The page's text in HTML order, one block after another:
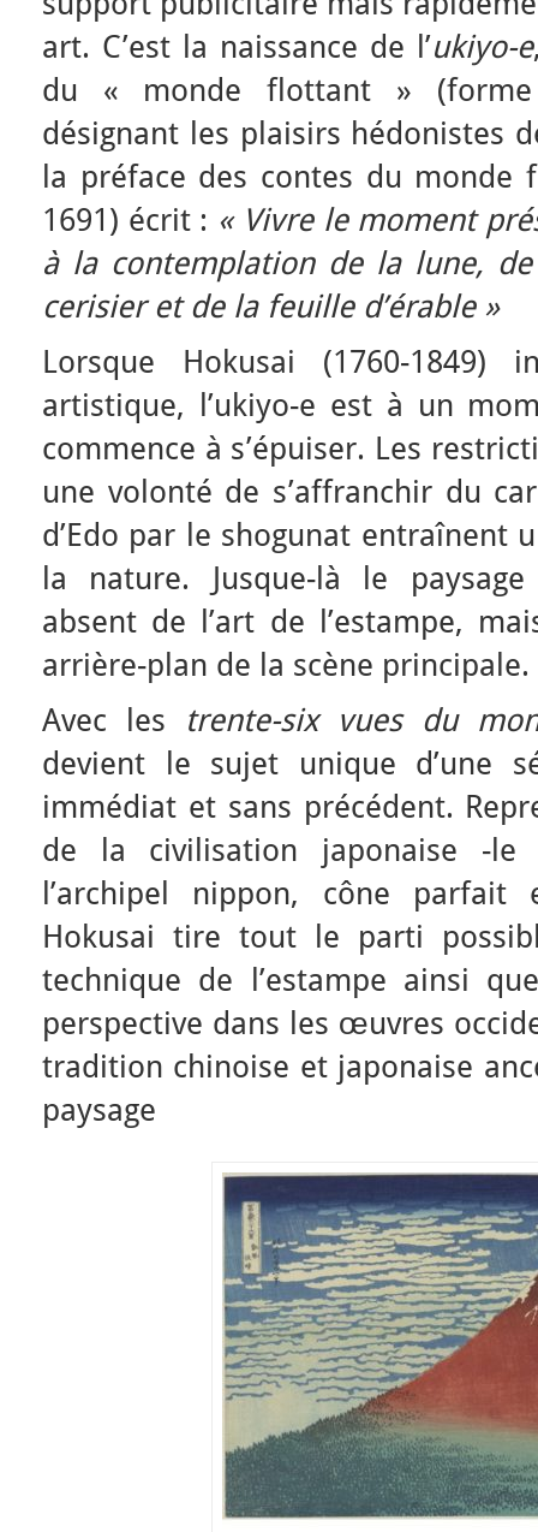
art. C’est la naissance de l’ukiyo-e
du « monde flottant » (forme
désignant les plaisirs hédonistes
la préface des contes du monde
1691) écrit : « Vivre le moment
à la contemplation de la lune,
cerisier et de la feuille d’érable »
Lorsque Hokusai (1760-1849)
artistique, l’ukiyo-e est à un
commence à s’épuiser. Les
une volonté de s’affranchir du
d’Edo par le shogunat entraînent
la nature. Jusque-là le
absent de l’art de l’estampe,
arrière-plan de la scène principale.
Avec les trente-six vues du
devient le sujet unique d’une
immédiat et sans précédent.
de la civilisation japonaise -
l’archipel nippon, cône
Hokusai tire tout le parti
technique de l’estampe ainsi
perspective dans les œuvres
tradition chinoise et japonaise
paysage